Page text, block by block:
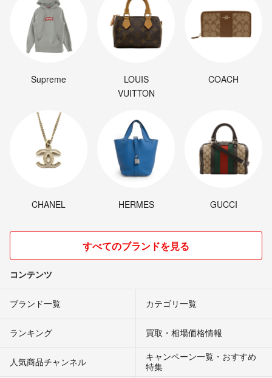
Supreme
LOUIS
VUITTON
COACH
CHANEL HERMES GUCCI
すべてのブランドを見る
コンテンツ
ブランド一覧 カテゴリ一覧
ランキング 買取・相場価格情報
人気商品チャンネル
キャンペーン一覧・おすすめ
特集